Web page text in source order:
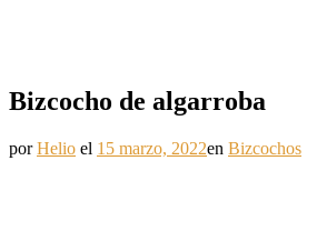
Bizcocho de algarroba
porHelio el 15 marzo, 2022en Bizcochos